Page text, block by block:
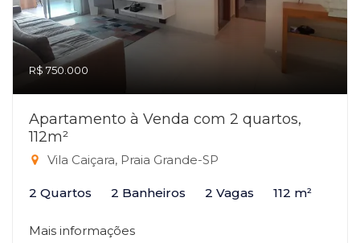
R$ 750.000
Apartamento à Venda com 2 quartos,
112m²
Vila Caiçara, Praia Grande-SP
2 Quartos 2 Banheiros 2 Vagas 112 m²
Mais informações